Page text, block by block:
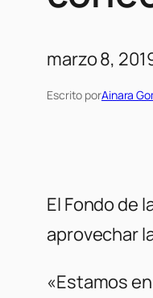
marzo 8,
Escrito porAinara
El Fondo de
aprovechar
«Estamos